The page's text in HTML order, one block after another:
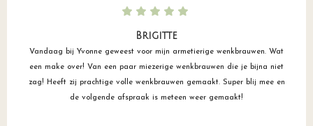
Brigitte
Vandaag bij Yvonne geweest voor mijn armetierige wenkbrauwen. Wat
een make over! Van een paar miezerige wenkbrauwen die je bijna niet
zag! Heeft zij prachtige volle wenkbrauwen gemaakt. Super blij mee en
de volgende afspraak is meteen weer gemaakt!